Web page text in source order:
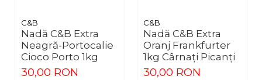
C&B
Nadă C&B Extra
Neagră-Portocalie
Cioco Porto 1kg
30,00 RON
C&B
Nadă C&B Extra
Oranj Frankfurter
1kg Cârnați Picanți
30,00 RON